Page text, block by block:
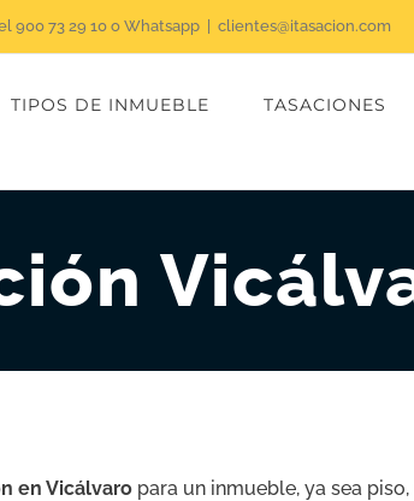
900 73 29 10 o Whatsapp clientes@itasacion.com
TIPOS DE INMUEBLE TASACIONES
en Vicálvaro para un inmueble, ya sea